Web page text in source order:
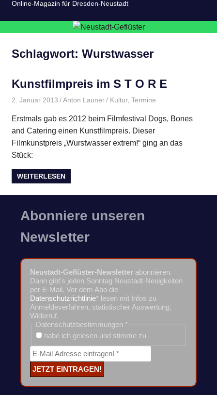
Online-Magazin für Dresden-Neustadt
Schlagwort: Wurstwasser
Kunstfilmpreis im S T O R E
2. Januar 2013 Anton Launer Kultur, Termine
Erstmals gab es 2012 beim Filmfestival Dogs, Bones
and Catering einen Kunstfilmpreis. Dieser
Filmkunstpreis „Wurstwasser extrem!“ ging an das
Stück:
WEITERLESEN
Abonniere unseren
Newsletter
Neustadt-Geflüster-Newsletter abonnieren.
Dann gibt's jeden Sonntag Neustadt-Neuigkeiten
per E-Mail. Vor dem Abo die
Datenschutzrichtlinie* lesen mit Infos zu
Anmeldeverfahren, statistischer Auswertung,
Widerruf.
Datenschutzbestimmungen *
habe ich gelesen und stimme zu